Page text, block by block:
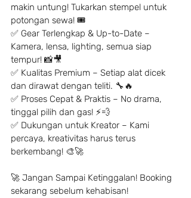
makin untung! Tukarkan stempel untuk
potongan sewa! 🎟
✅ Gear Terlengkap & Up-to-Date –
Kamera, lensa, lighting, semua siap
tempur! 📸🎥
✅ Kualitas Premium – Setiap alat dicek
dan dirawat dengan teliti. 🔧🔥
✅ Proses Cepat & Praktis – No drama,
tinggal pilih dan gas! ⚡️💨
✅ Dukungan untuk Kreator – Kami
percaya, kreativitas harus terus
berkembang! 🎨🚀
🚀 Jangan Sampai Ketinggalan! Booking
sekarang sebelum kehabisan!